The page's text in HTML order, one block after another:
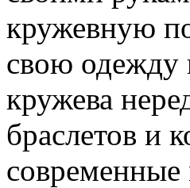
кружевную
свою одежду
кружева
браслетов и